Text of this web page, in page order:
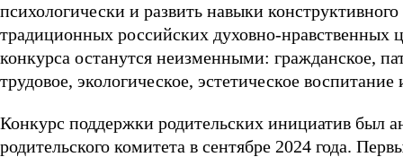
психологически и развить навыки
традиционных российских духовно-нравственных
конкурса останутся неизменными: гражданское,
трудовое, экологическое, эстетическое
Конкурс поддержки родительских инициатив был
родительского комитета в сентябре 2024 года.